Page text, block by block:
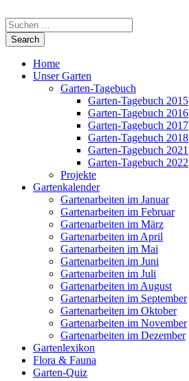
Home
Unser Garten
Garten-Tagebuch
Garten-Tagebuch 2015
Garten-Tagebuch 2016
Garten-Tagebuch 2017
Garten-Tagebuch 2018
Garten-Tagebuch 2021
Garten-Tagebuch 2022
Projekte
Gartenkalender
Gartenarbeiten im Januar
Gartenarbeiten im Februar
Gartenarbeiten im März
Gartenarbeiten im April
Gartenarbeiten im Mai
Gartenarbeiten im Juni
Gartenarbeiten im Juli
Gartenarbeiten im August
Gartenarbeiten im September
Gartenarbeiten im Oktober
Gartenarbeiten im November
Gartenarbeiten im Dezember
Gartenlexikon
Flora & Fauna
Garten-Quiz